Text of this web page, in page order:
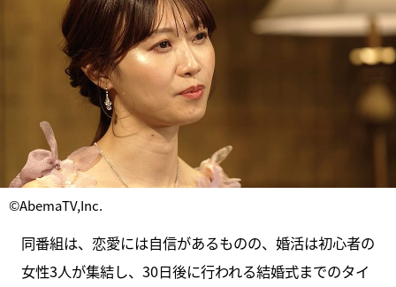
©AbemaTV,Inc.
同番組は、恋愛には自信があるものの、婚活は初心者の
女性3人が集結し、30日後に行われる結婚式までのタイ